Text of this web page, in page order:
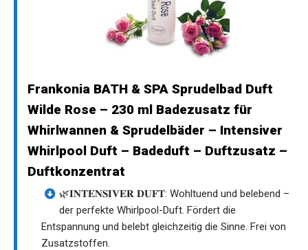
Frankonia BATH & SPA Sprudelbad Duft
Wilde Rose – 230 ml Badezusatz für
Whirlwannen & Sprudelbäder – Intensiver
Whirlpool Duft – Badeduft – Duftzusatz –
Duftkonzentrat
🌿𝐈𝐍𝐓𝐄𝐍𝐒𝐈𝐕𝐄𝐑 𝐃𝐔𝐅𝐓: Wohltuend und belebend –
der perfekte Whirlpool-Duft. Fördert die
Entspannung und belebt gleichzeitig die Sinne. Frei von
Zusatzstoffen.